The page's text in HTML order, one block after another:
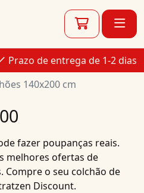
Prazo de entrega de 1-2 dias
140x200 cm
fazer poupanças reais.
melhores ofertas de
. Compreo seu colchão de
Discount.